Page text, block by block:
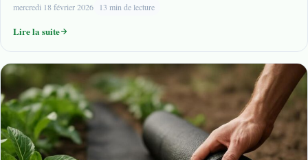
mercredi 18 février 2026 13 min de lecture
Lire la suite